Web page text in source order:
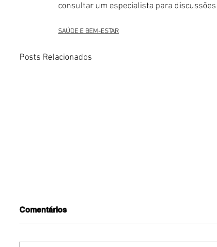
consultar um especialista para
SAÚDE E BEM-ESTAR
Posts Relacionados
Comentários